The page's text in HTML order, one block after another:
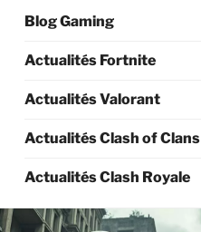
Blog Gaming
Actualités Fortnite
Actualités Valorant
Actualités Clash of Clans
Actualités Clash Royale